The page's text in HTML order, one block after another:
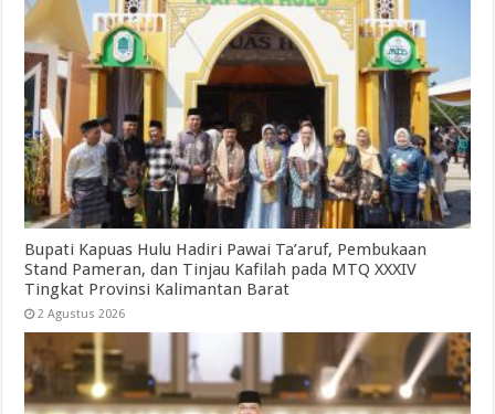
Bupati Kapuas Hulu Hadiri Pawai Ta’aruf, Pembukaan
Stand Pameran, dan Tinjau Kafilah pada MTQ XXXIV
Tingkat Provinsi Kalimantan Barat
2 Agustus 2026